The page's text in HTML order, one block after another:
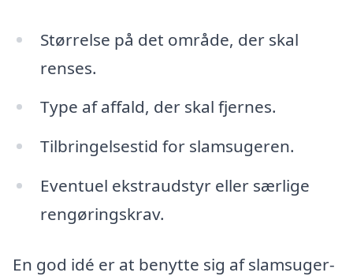
Størrelse på det område, der skal
renses.
Type af affald, der skal fjernes.
Tilbringelsestid for slamsugeren.
Eventuel ekstraudstyr eller særlige
rengøringskrav.
En god idé er at benytte sig af slamsuger-